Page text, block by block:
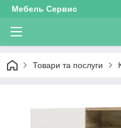
Мебель Сервис
Товари та послуги